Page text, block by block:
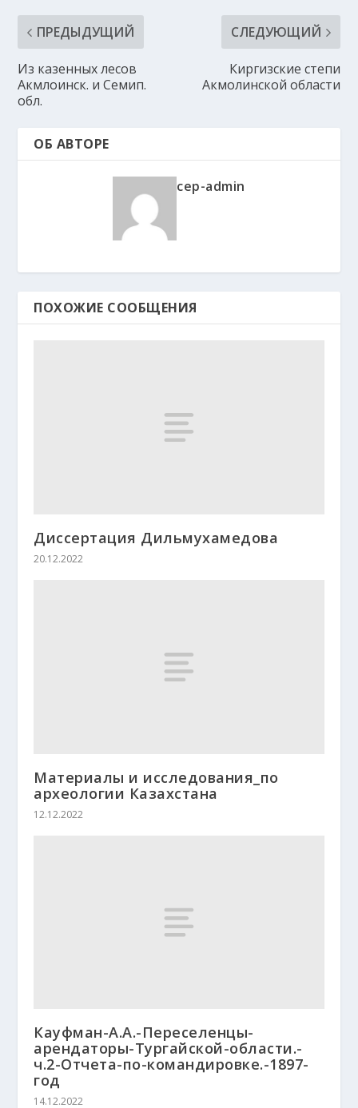
ПРЕДЫДУЩИЙ
Из казенных лесов
Акмлоинск. и Семип.
обл.
СЛЕДУЮЩИЙ
Киргизские степи
Акмолинской области
ОБ АВТОРЕ
cep-admin
ПОХОЖИЕ СООБЩЕНИЯ
Диссертация Дильмухамедова
20.12.2022
Материалы и исследования_по
археологии Казахстана
12.12.2022
Кауфман-А.А.-Переселенцы-
арендаторы-Тургайской-области.-
ч.2-Отчета-по-командировке.-1897-
год
14.12.2022